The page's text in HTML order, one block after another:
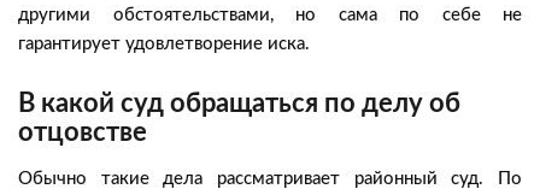
другими обстоятельствами, но сама по себе не
гарантирует удовлетворение иска.
В какой суд обращаться по делу об
отцовстве
Обычно такие дела рассматривает районный суд. По